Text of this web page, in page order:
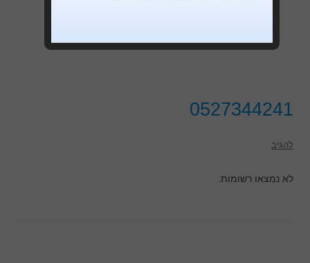
0527344241
להגיב
לא נמצאו רשומות.